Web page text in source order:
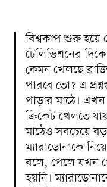
বিশ্বকাপ শুরু হয়ে
টেলিভিশনের
কেমন খেলছে
পারবে তো? এ
পাড়ার মাঠে।
ক্রিকেট খেলতে
মাঠেও সবচেয়ে
ম্যারাডোনাকে
বলে, পেলে যখন
হয়নি।